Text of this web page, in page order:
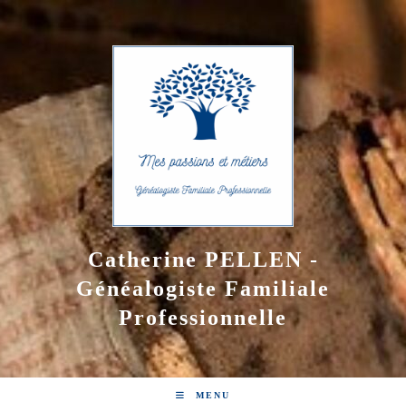
Catherine PELLEN -
Généalogiste Familiale
Professionnelle
MENU